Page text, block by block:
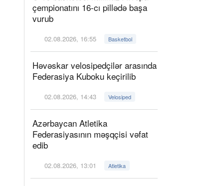
çempionatını 16-cı pillədə başa
vurub
02.08.2026, 16:55 Basketbol
Həvəskar velosipedçilər arasında
Federasiya Kuboku keçirilib
02.08.2026, 14:43 Velosiped
Azərbaycan Atletika
Federasiyasının məşqçisi vəfat
edib
02.08.2026, 13:01 Atletika